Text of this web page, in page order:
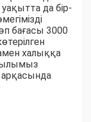
уақытта да бір-
бағасы 3000
халыққа